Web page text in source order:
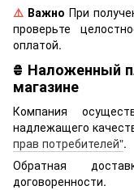
⚠️ Важно При
проверьте
оплатой.
₴ Наложенный
магазине
Компания
надлежащего
прав потребителей".
Обратная
договоренности.